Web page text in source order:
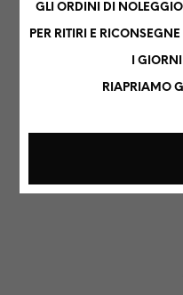
GLI ORDINI DI
PER RITIRI E
I
RIAPRIAMO